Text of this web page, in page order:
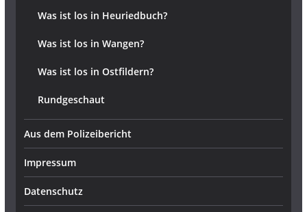
Was ist los in Heuriedbuch?
Was ist los in Wangen?
Was ist los in Ostfildern?
Rundgeschaut
Aus dem Polizeibericht
Impressum
Datenschutz